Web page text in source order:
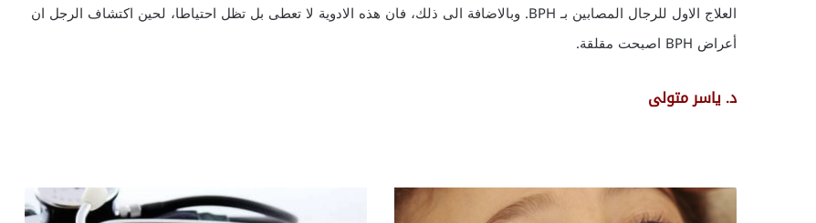
العلاج الاول للرجال المصابين بـ BPH. وبالاضافة الى ذلك، فان هذه الادوية لا تعطى بل تظل احتياطا، لحين اكتشاف الرجل ان
أعراض BPH اصبحت مقلقة.
د. ياسر متولى
ا